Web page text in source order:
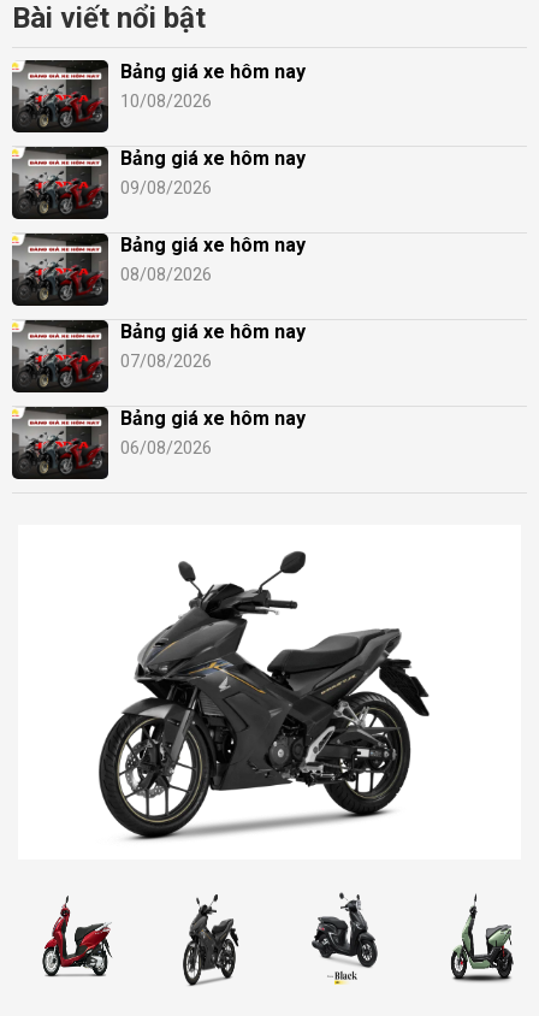
Bài viết nổi bật
Bảng giá xe hôm nay
10/08/2026
Bảng giá xe hôm nay
09/08/2026
Bảng giá xe hôm nay
08/08/2026
Bảng giá xe hôm nay
07/08/2026
Bảng giá xe hôm nay
06/08/2026
Previous